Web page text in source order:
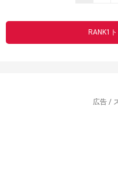
RANK1
広告 /